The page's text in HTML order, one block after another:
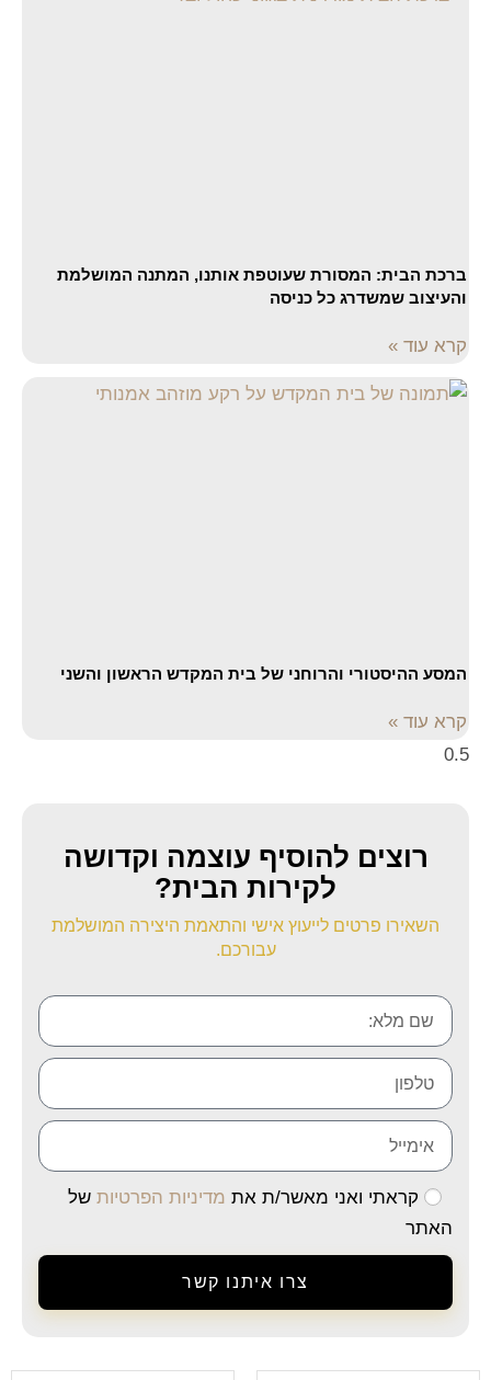
ברכת הבית: המסורת שעוטפת אותנו, המתנה המושלמת
והעיצוב שמשדרג כל כניסה
קרא עוד »
המסע ההיסטורי והרוחני של בית המקדש הראשון והשני
קרא עוד »
רוצים להוסיף עוצמה וקדושה
לקירות הבית?
השאירו פרטים לייעוץ אישי והתאמת היצירה המושלמת
עבורכם.
קראתי ואני מאשר/ת את מדיניות הפרטיות של
האתר
צרו איתנו קשר